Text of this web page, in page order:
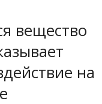
вещество
на